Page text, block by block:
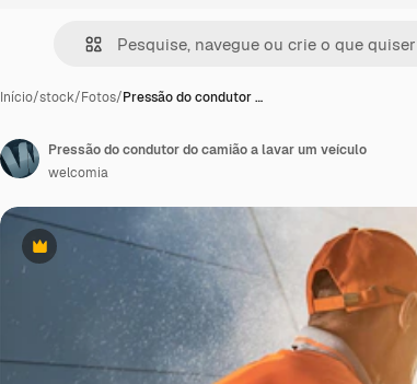
Início/stock/Fotos/Pressão do condutor …
Premium
Pressão do condutor do camião a lavar um veículo
welcomia